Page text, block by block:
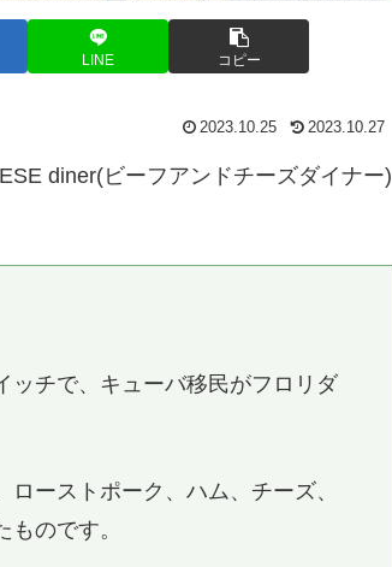
LINE コピー
2023.10.25 2023.10.27
diner(ビーフアンドチーズダイナー)
ッチで、キューバ移民がフロリダ
ーストポーク、ハム、チーズ、
のです。